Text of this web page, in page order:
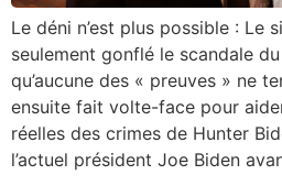
Le déni n’est plus possible : Le
seulement gonflé le scandale
qu’aucune des « preuves » ne
ensuite fait volte-face pour
réelles des crimes de Hunter
l’actuel président Joe Biden